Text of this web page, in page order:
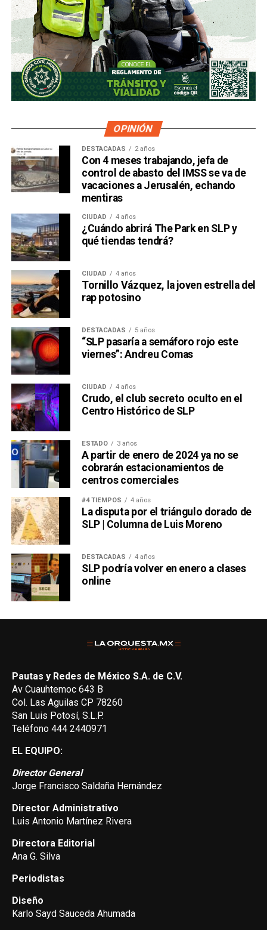
OPINIÓN
DESTACADAS 2 años
Con 4 meses trabajando, jefa de
control de abasto del IMSS se va de
vacaciones a Jerusalén, echando
mentiras
CIUDAD 4 años
¿Cuándo abrirá The Park en SLP y
qué tiendas tendrá?
CIUDAD 4 años
Tornillo Vázquez, la joven estrella del
rap potosino
DESTACADAS 5 años
“SLP pasaría a semáforo rojo este
viernes”: Andreu Comas
CIUDAD 4 años
Crudo, el club secreto oculto en el
Centro Histórico de SLP
ESTADO 3 años
A partir de enero de 2024 ya no se
cobrarán estacionamientos de
centros comerciales
#4 TIEMPOS 4 años
La disputa por el triángulo dorado de
SLP | Columna de Luis Moreno
DESTACADAS 4 años
SLP podría volver en enero a clases
online
Pautas y Redes de México S.A. de C.V.
Av Cuauhtemoc 643 B
Col. Las Aguilas CP 78260
San Luis Potosí, S.L.P.
Teléfono 444 2440971
EL EQUIPO:
Director General
Jorge Francisco Saldaña Hernández
Director Administrativo
Luis Antonio Martínez Rivera
Directora Editorial
Ana G. Silva
Periodistas
Diseño
Karlo Sayd Sauceda Ahumada